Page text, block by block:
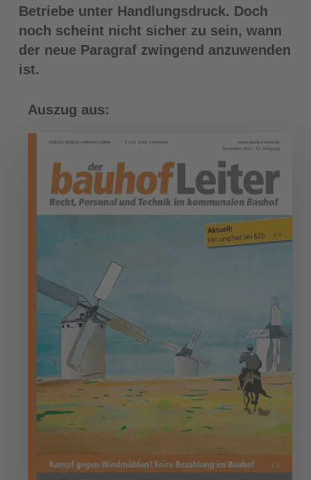
Betriebe unter Handlungsdruck. Doch
noch scheint nicht sicher zu sein, wann
der neue Paragraf zwingend anzuwenden
ist.
Auszug aus: